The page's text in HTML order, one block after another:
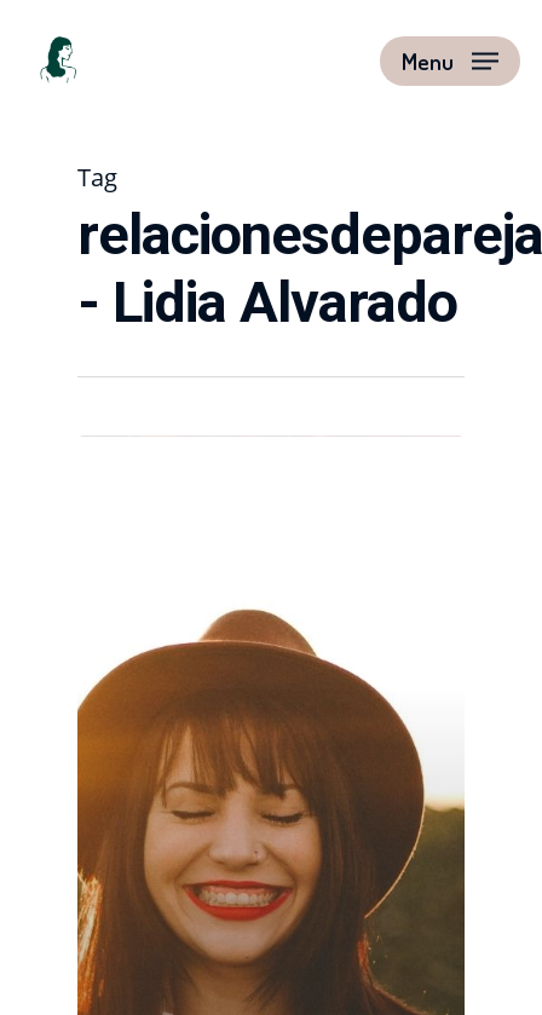
Menu
Tag
relacionesdepareja
- Lidia Alvarado